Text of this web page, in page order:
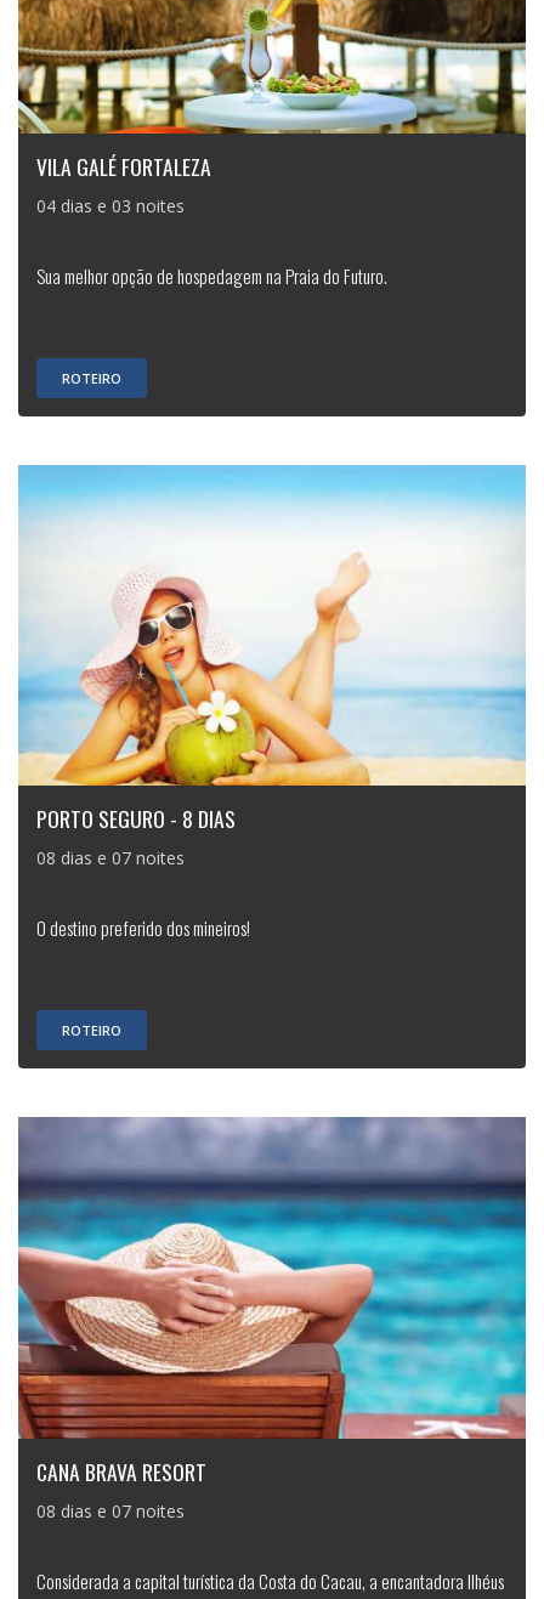
VILA GALÉ FORTALEZA
04 dias e 03 noites
Sua melhor opção de hospedagem na Praia do Futuro.
ROTEIRO
PORTO SEGURO - 8 DIAS
08 dias e 07 noites
O destino preferido dos mineiros!
ROTEIRO
CANA BRAVA RESORT
08 dias e 07 noites
Considerada a capital turística da Costa do Cacau, a encantadora Ilhéus